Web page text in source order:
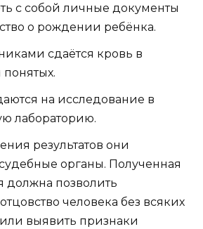
с собой личные документы
о рождении ребёнка.
сдаётся кровь в
понятых.
на исследование в
лабораторию.
результатов они
органы. Полученная
позволить
человека без всяких
выявить признаки